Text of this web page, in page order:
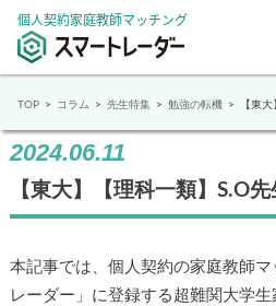
個人契約家庭教師マッチング
TOP コラム 先生特集 勉強の転機 【東
2024.06.11
【東大】【理科一類】S.O
本記事では、個人契約の家庭教師
レーダー」に登録する超難関大学